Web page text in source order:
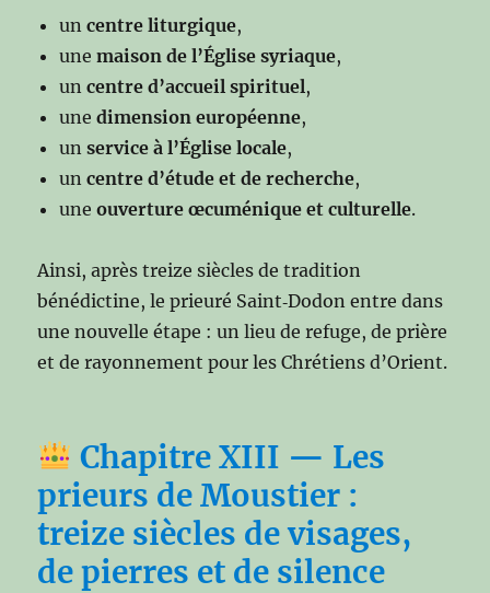
uncentre liturgique,
unemaison de l’Église syriaque,
uncentre d’accueil spirituel,
unedimension européenne,
unservice à l’Église locale,
uncentre d’étude et de recherche,
uneouverture œcuménique et culturelle.
Ainsi, après treize siècles de tradition
bénédictine, le prieuré Saint‑Dodon entre dans
une nouvelle étape : un lieu de refuge, de prière
et de rayonnement pour les Chrétiens d’Orient.
Chapitre XIII — Les
prieurs de Moustier :
treize siècles de visages,
de pierres et de silence